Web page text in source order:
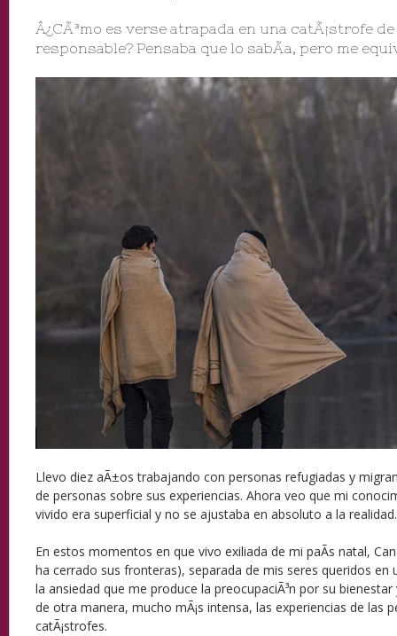
Â¿CÃ³mo es verse atrapada en una catÃ¡strofe
responsable? Pensaba que lo sabÃ­a, pero me
Llevo diez aÃ±os trabajando con personas refugiadas y
de personas sobre sus experiencias. Ahora veo que mi
vivido era superficial y no se ajustaba en absoluto a la realidad.
En estos momentos en que vivo exiliada de mi paÃ­s natal,
ha cerrado sus fronteras), separada de mis seres queridos en
la ansiedad que me produce la preocupaciÃ³n por su
de otra manera, mucho mÃ¡s intensa, las experiencias de las
catÃ¡strofes.